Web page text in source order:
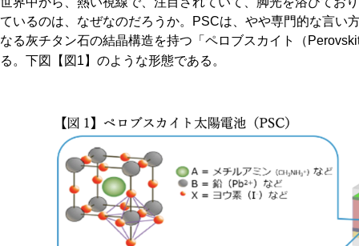
ているのは、なぜなのだろうか。PSCは、やや専門的な言い
なる灰チタン石の結晶構造を持つ「ペロブスカイト（
る。下図【図1】のような形態である。